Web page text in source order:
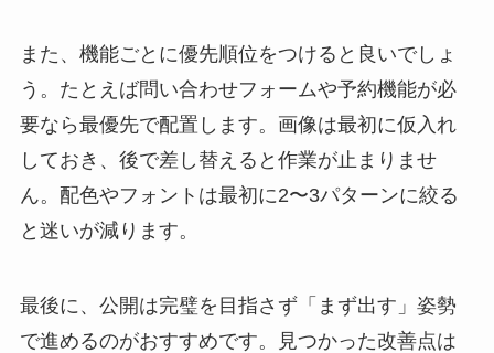
また、機能ごとに優先順位をつけると良いでしょ
う。たとえば問い合わせフォームや予約機能が必
要なら最優先で配置します。画像は最初に仮入れ
しておき、後で差し替えると作業が止まりませ
ん。配色やフォントは最初に2〜3パターンに絞る
と迷いが減ります。
最後に、公開は完璧を目指さず「まず出す」姿勢
で進めるのがおすすめです。見つかった改善点は